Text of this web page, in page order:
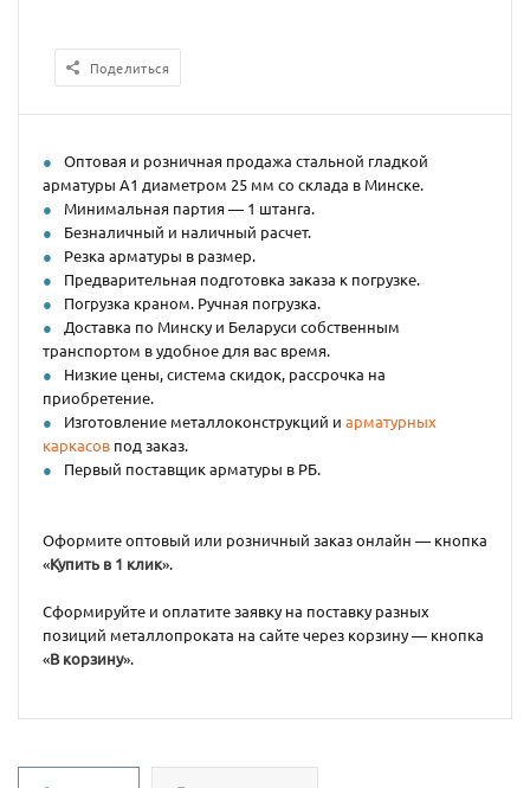
Поделиться
Оптовая и розничная продажа стальной гладкой
арматуры А1 диаметром 25 мм со склада в Минске.
Минимальная партия — 1 штанга.
Безналичный и наличный расчет.
Резка арматуры в размер.
Предварительная подготовка заказа к погрузке.
Погрузка краном. Ручная погрузка.
Доставка по Минску и Беларуси собственным
транспортом в удобное для вас время.
Низкие цены, система скидок, рассрочка на
приобретение.
Изготовление металлоконструкций и арматурных
каркасов под заказ.
Первый поставщик арматуры в РБ.
Оформите оптовый или розничный заказ онлайн — кнопка
«Купить в 1 клик».
Сформируйте и оплатите заявку на поставку разных
позиций металлопроката на сайте через корзину — кнопка
«В корзину».